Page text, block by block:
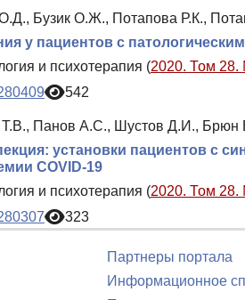
Бузик О.Ж., Потапова Р.К.,
у пациентов с
и психотерапия (2020. Том
542
Т.В., Панов А.С., Шустов Д.И., Брюн
установки пациентов с
COVID-19
и психотерапия (2020. Том
323
Партнеры портала
Информационное